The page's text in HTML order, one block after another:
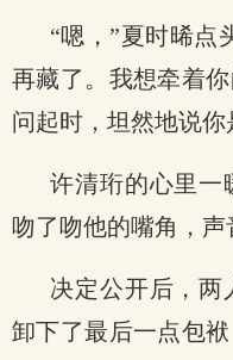
“嗯，”夏时晞点
再藏了。我想牵着
问起时，坦然地说你
许清珩的心里一
吻了吻他的嘴角，
决定公开后，两
卸下了最后一点包